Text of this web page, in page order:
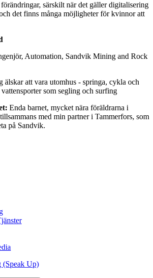
särskilt när det gäller digitalisering
det finns många möjligheter för kvinnor att
Automation, Sandvik Mining and Rock
älskar att vara utomhus - springa, cykla och
som segling och surfing
Enda barnet, mycket nära föräldrarna i
med min partner i Tammerfors, som
på Sandvik.
(Speak Up)